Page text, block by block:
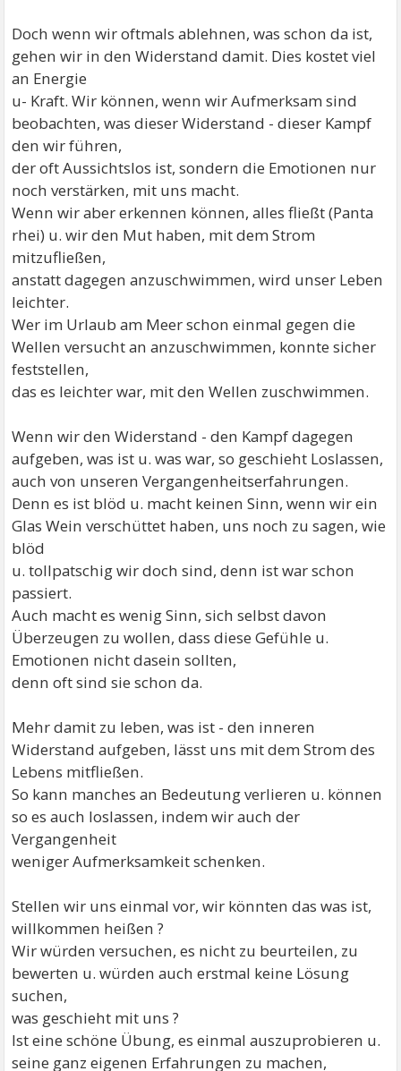
Doch wenn wir oftmals ablehnen, was schon da ist,
gehen wir in den Widerstand damit. Dies kostet viel
an Energie
u- Kraft. Wir können, wenn wir Aufmerksam sind
beobachten, was dieser Widerstand - dieser Kampf
den wir führen,
der oft Aussichtslos ist, sondern die Emotionen nur
noch verstärken, mit uns macht.
Wenn wir aber erkennen können, alles fließt (Panta
rhei) u. wir den Mut haben, mit dem Strom
mitzufließen,
anstatt dagegen anzuschwimmen, wird unser Leben
leichter.
Wer im Urlaub am Meer schon einmal gegen die
Wellen versucht an anzuschwimmen, konnte sicher
feststellen,
das es leichter war, mit den Wellen zuschwimmen.
Wenn wir den Widerstand - den Kampf dagegen
aufgeben, was ist u. was war, so geschieht Loslassen,
auch von unseren Vergangenheitserfahrungen.
Denn es ist blöd u. macht keinen Sinn, wenn wir ein
Glas Wein verschüttet haben, uns noch zu sagen, wie
blöd
u. tollpatschig wir doch sind, denn ist war schon
passiert.
Auch macht es wenig Sinn, sich selbst davon
Überzeugen zu wollen, dass diese Gefühle u.
Emotionen nicht dasein sollten,
denn oft sind sie schon da.
Mehr damit zu leben, was ist - den inneren
Widerstand aufgeben, lässt uns mit dem Strom des
Lebens mitfließen.
So kann manches an Bedeutung verlieren u. können
so es auch loslassen, indem wir auch der
Vergangenheit
weniger Aufmerksamkeit schenken.
Stellen wir uns einmal vor, wir könnten das was ist,
willkommen heißen ?
Wir würden versuchen, es nicht zu beurteilen, zu
bewerten u. würden auch erstmal keine Lösung
suchen,
was geschieht mit uns ?
Ist eine schöne Übung, es einmal auszuprobieren u.
seine ganz eigenen Erfahrungen zu machen,